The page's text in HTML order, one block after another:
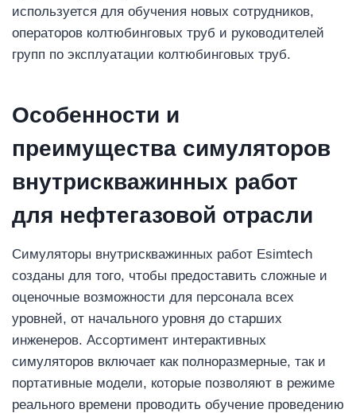
используется для обучения новых сотрудников,
операторов колтюбинговых труб и руководителей
групп по эксплуатации колтюбинговых труб.
Особенности и
преимущества симуляторов
внутрискважинных работ
для нефтегазовой отрасли
Симуляторы внутрискважинных работ Esimtech
созданы для того, чтобы предоставить сложные и
оценочные возможности для персонала всех
уровней, от начального уровня до старших
инженеров. Ассортимент интерактивных
симуляторов включает как полноразмерные, так и
портативные модели, которые позволяют в режиме
реального времени проводить обучение проведению